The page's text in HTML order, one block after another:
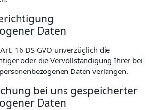
Daten
16 DS GVO unverzüglich die
oder die Vervollständigung Ihrer bei
Daten verlangen.
bei uns gespeicherter
Daten